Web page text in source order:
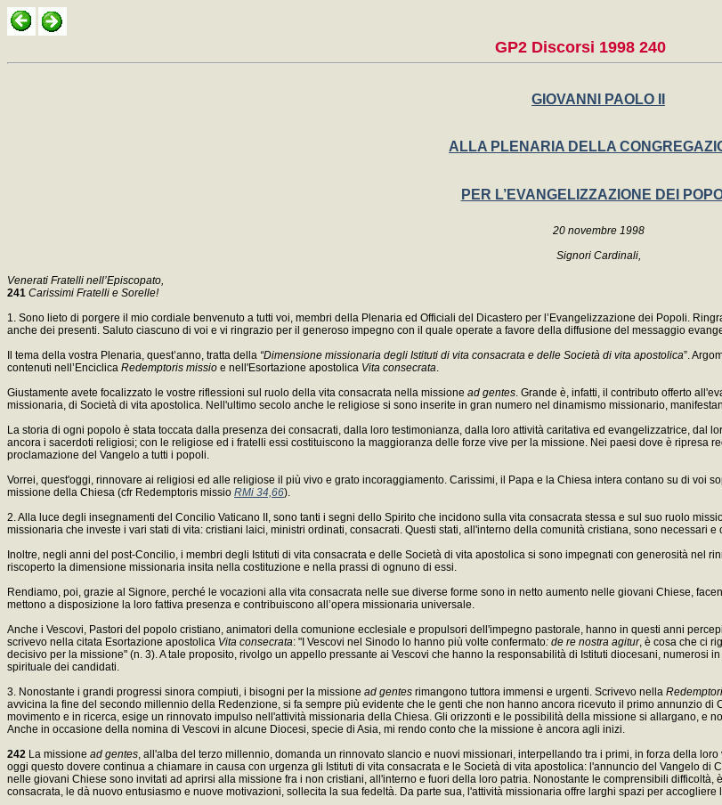
GP2 Discorsi 1998 240
GIOVANNI PAOLO II
ALLA PLENARIA DELLA
PER L’EVANGELIZZAZIONE DEI
20 novembre 1998
Signori Cardinali,
Venerati Fratelli nell’Episcopato,
241 Carissimi Fratelli e Sorelle!
1. Sono lieto di porgere il mio cordiale benvenuto a tutti voi, membri della Plenaria ed Officiali del Dicastero per l’Evangelizzazione dei Popoli.
anche dei presenti. Saluto ciascuno di voi e vi ringrazio per il generoso impegno con il quale operate a favore della diffusione del messaggio
Il tema della vostra Plenaria, quest’anno, tratta della “Dimensione missionaria degli Istituti di vita consacrata e delle Società di vita apostolica”.
contenuti nell’Enciclica Redemptoris missio e nell'Esortazione apostolica Vita consecrata.
Giustamente avete focalizzato le vostre riflessioni sul ruolo della vita consacrata nella missione ad gentes. Grande è, infatti, il contributo offerto
missionaria, di Società di vita apostolica. Nell'ultimo secolo anche le religiose si sono inserite in gran numero nel dinamismo missionario,
La storia di ogni popolo è stata toccata dalla presenza dei consacrati, dalla loro testimonianza, dalla loro attività caritativa ed evangelizzatrice, dal
ancora i sacerdoti religiosi; con le religiose ed i fratelli essi costituiscono la maggioranza delle forze vive per la missione. Nei paesi dove è
proclamazione del Vangelo a tutti i popoli.
Vorrei, quest'oggi, rinnovare ai religiosi ed alle religiose il più vivo e grato incoraggiamento. Carissimi, il Papa e la Chiesa intera contano su di voi
missione della Chiesa (cfr Redemptoris missio RMi 34,66).
2. Alla luce degli insegnamenti del Concilio Vaticano II, sono tanti i segni dello Spirito che incidono sulla vita consacrata stessa e sul suo ruolo
missionaria che investe i vari stati di vita: cristiani laici, ministri ordinati, consacrati. Questi stati, all'interno della comunità cristiana, sono
Inoltre, negli anni del post-Concilio, i membri degli Istituti di vita consacrata e delle Società di vita apostolica si sono impegnati con generosità nel
riscoperto la dimensione missionaria insita nella costituzione e nella prassi di ognuno di essi.
Rendiamo, poi, grazie al Signore, perché le vocazioni alla vita consacrata nelle sue diverse forme sono in netto aumento nelle giovani Chiese,
mettono a disposizione la loro fattiva presenza e contribuiscono all’opera missionaria universale.
Anche i Vescovi, Pastori del popolo cristiano, animatori della comunione ecclesiale e propulsori dell'impegno pastorale, hanno in questi anni
scrivevo nella citata Esortazione apostolica Vita consecrata: "I Vescovi nel Sinodo lo hanno più volte confermato: de re nostra agitur, è cosa che ci
decisivo per la missione" (n. 3). A tale proposito, rivolgo un appello pressante ai Vescovi che hanno la responsabilità di Istituti diocesani,
spirituale dei candidati.
3. Nonostante i grandi progressi sinora compiuti, i bisogni per la missione ad gentes rimangono tuttora immensi e urgenti. Scrivevo nella
avvicina la fine del secondo millennio della Redenzione, si fa sempre più evidente che le genti che non hanno ancora ricevuto il primo annunzio
movimento e in ricerca, esige un rinnovato impulso nell'attività missionaria della Chiesa. Gli orizzonti e le possibilità della missione si allargano, e
Anche in occasione della nomina di Vescovi in alcune Diocesi, specie di Asia, mi rendo conto che la missione è ancora agli inizi.
242 La missione ad gentes, all'alba del terzo millennio, domanda un rinnovato slancio e nuovi missionari, interpellando tra i primi, in forza della
oggi questo dovere continua a chiamare in causa con urgenza gli Istituti di vita consacrata e le Società di vita apostolica: l'annuncio del Vangelo
nelle giovani Chiese sono invitati ad aprirsi alla missione fra i non cristiani, all'interno e fuori della loro patria. Nonostante le comprensibili
consacrata, le dà nuovo entusiasmo e nuove motivazioni, sollecita la sua fedeltà. Da parte sua, l'attività missionaria offre larghi spazi per